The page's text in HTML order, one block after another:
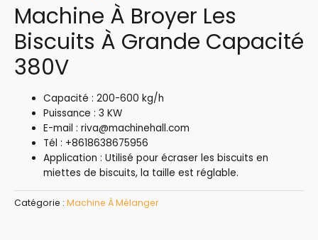
Machine À Broyer Les
Biscuits À Grande Capacité
380V
Capacité : 200-600 kg/h
Puissance : 3 KW
E-mail : riva@machinehall.com
Tél : +8618638675956
Application : Utilisé pour écraser les biscuits en
miettes de biscuits, la taille est réglable.
Catégorie : Machine À Mélanger